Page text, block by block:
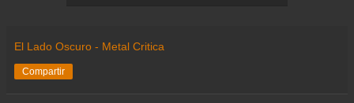
El Lado Oscuro - Metal Critica
Compartir